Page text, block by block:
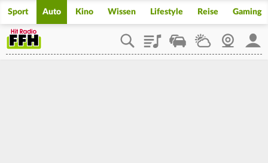
Sport Auto Kino Wissen Lifestyle Reise Gaming
PlaylistStaupilotWetterWebcam